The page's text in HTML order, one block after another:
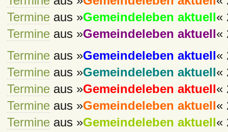
Termineaus »Gemeindeleben aktuell «
Termineaus »Gemeindeleben aktuell «
Termineaus »Gemeindeleben aktuell «
Termineaus »Gemeindeleben aktuell «
Termineaus »Gemeindeleben aktuell «
Termineaus »Gemeindeleben aktuell «
Termineaus »Gemeindeleben aktuell «